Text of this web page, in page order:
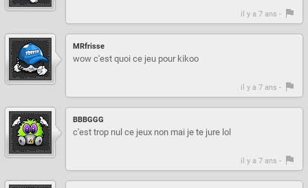
il y a 7 ans -
MRfrisse
wow c'est quoi ce jeu pour kikoo
il y a 7 ans -
BBBGGG
c'est trop nul ce jeux non mai je te jure lol
il y a 7 ans -